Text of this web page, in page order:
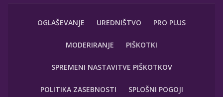
OGLAŠEVANJE UREDNIŠTVO PRO PLUS
MODERIRANJE PIŠKOTKI
SPREMENI NASTAVITVE PIŠKOTKOV
POLITIKA ZASEBNOSTI SPLOŠNI POGOJI